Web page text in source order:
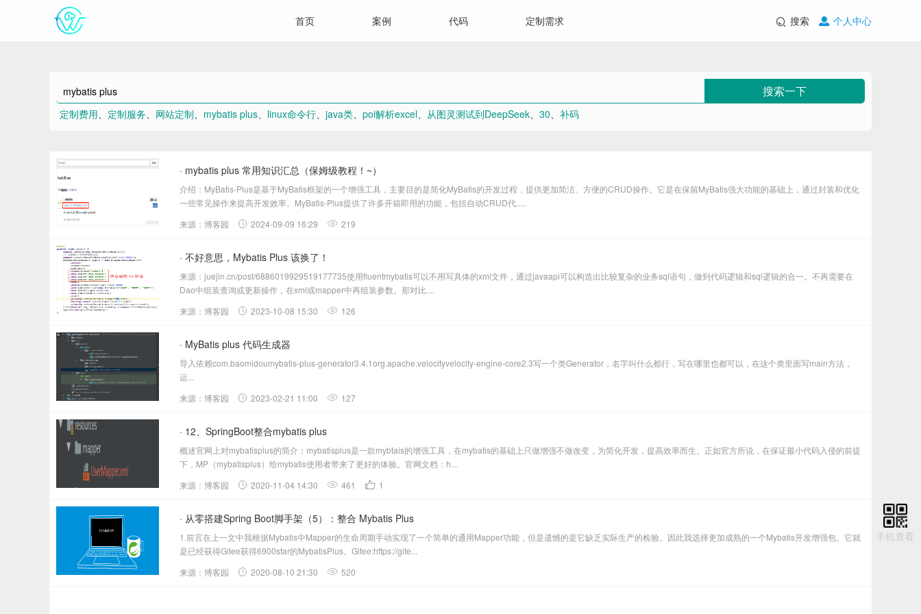
搜索 个人中心
首页 案例 代码 定制需求
搜索一下
定制费用、 定制服务、 网站定制、 mybatis plus、 linux命令行、 java类、 poi解析excel、 从图灵测试到DeepSeek、 30、 补码
· mybatis plus 常用知识汇总（保姆级教程！~）
介绍：MyBatis-Plus是基于MyBatis框架的一个增强工具，主要目的是简化MyBatis的开发过程，提供更加简洁、方便的CRUD操作。它是在保留MyBatis强大功能的基础上，通过封装和优化
一些常见操作来提高开发效率。MyBatis-Plus提供了许多开箱即用的功能，包括自动CRUD代.....
来源：博客园
2024-09-09 16:29 219
· 不好意思，Mybatis Plus 该换了！
来源：juejin.cn/post/6886019929519177735使用fluentmybatis可以不用写具体的xml文件，通过javaapi可以构造出比较复杂的业务sql语句，做到代码逻辑和sql逻辑的合一。不再需要在
Dao中组装查询或更新操作，在xml或mapper中再组装参数。那对比....
来源：博客园
2023-10-08 15:30 126
· MyBatis plus 代码生成器
导入依赖com.baomidoumybatis-plus-generator3.4.1org.apache.velocityvelocity-engine-core2.3写一个类Generator，名字叫什么都行，写在哪里也都可以，在这个类里面写main方法，
运...
来源：博客园
2023-02-21 11:00 127
· 12、SpringBoot整合mybatis plus
概述官网上对mybatisplus的简介：mybatisplus是一款mybtais的增强工具，在mybatis的基础上只做增强不做改变，为简化开发，提高效率而生。正如官方所说，在保证最小代码入侵的前提
下，MP（mybatisplus）给mybatis使用者带来了更好的体验。官网文档：h...
来源：博客园
2020-11-04 14:30 461 1
· 从零搭建Spring Boot脚手架（5）：整合 Mybatis Plus
1.前言在上一文中我根据Mybatis中Mapper的生命周期手动实现了一个简单的通用Mapper功能，但是遗憾的是它缺乏实际生产的检验。因此我选择更加成熟的一个Mybatis开发增强包。它就
是已经获得Gitee获得6900star的MybatisPlus。Gitee:https://gite...
来源：博客园
2020-08-10 21:30 520
手机查看